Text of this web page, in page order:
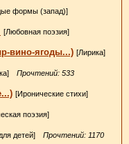
формы (запад)]
[Любовная поэзия]
вино-ягоды...) [Лирика]
Прочтений: 533
[Иронические стихи]
поэзия]
детей] Прочтений: 1170